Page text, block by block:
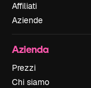
Affiliati
Aziende
Azienda
Prezzi
Chi siamo